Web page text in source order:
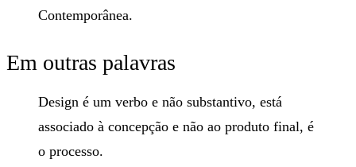
Contemporânea.
Em outras palavras
Design é um verbo e não substantivo, está
associado à concepção e não ao produto final, é
o processo.